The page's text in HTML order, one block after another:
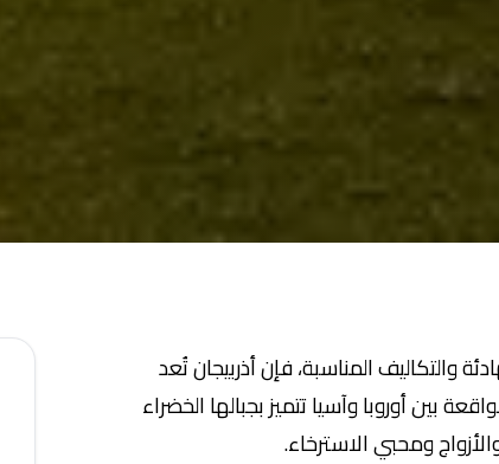
والتكاليف المناسبة، فإن أذربيجان تُعد
بين أوروبا وآسيا تتميز بجبالها الخضراء
ومحبي الاسترخاء.